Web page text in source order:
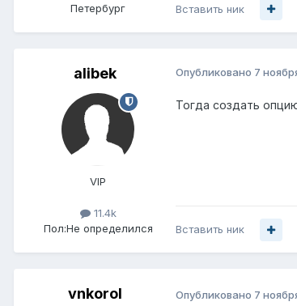
Петербург
Вставить ник
alibek
VIP
11.4k
Пол:Не определился
Опубликовано 7
Тогда создать
Вставить ник
vnkorol Опубликовано 7